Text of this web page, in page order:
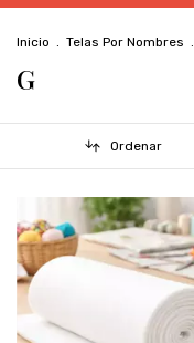
Inicio . Telas Por Nombres .
G
Ordenar